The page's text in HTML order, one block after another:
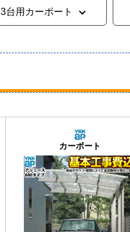
3台用カーポート
カーポート